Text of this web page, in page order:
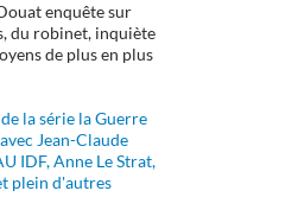
enquête sur
du robinet, inquiète
de plus en plus
la série la Guerre
Jean-Claude
IDF, Anne Le Strat,
plein d'autres